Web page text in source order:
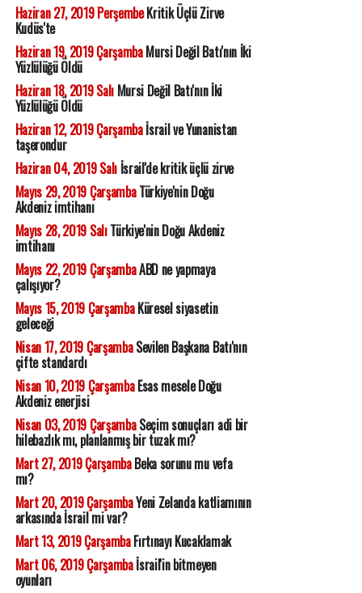
Haziran 27, 2019 PerşembeKritik Üçlü Zirve
Kudüs'te
Haziran 19, 2019 ÇarşambaMursi Değil Batı'nın İki
Yüzlülüğü Öldü
Haziran 18, 2019 SalıMursi Değil Batı'nın İki
Yüzlülüğü Öldü
Haziran 12, 2019 Çarşambaİsrail ve Yunanistan
taşerondur
Haziran 04, 2019 Salıİsrail'de kritik üçlü zirve
Mayıs 29, 2019 ÇarşambaTürkiye'nin Doğu
Akdeniz imtihanı
Mayıs 28, 2019 SalıTürkiye'nin Doğu Akdeniz
imtihanı
Mayıs 22, 2019 ÇarşambaABD ne yapmaya
çalışıyor?
Mayıs 15, 2019 ÇarşambaKüresel siyasetin
geleceği
Nisan 17, 2019 ÇarşambaSevilen Başkana Batı'nın
çifte standardı
Nisan 10, 2019 ÇarşambaEsas mesele Doğu
Akdeniz enerjisi
Nisan 03, 2019 ÇarşambaSeçim sonuçları adi bir
hilebazlık mı, planlanmış bir tuzak mı?
Mart 27, 2019 ÇarşambaBeka sorunu mu vefa
mı?
Mart 20, 2019 ÇarşambaYeni Zelanda katliamının
arkasında İsrail mi var?
Mart 13, 2019 ÇarşambaFırtınayı Kucaklamak
Mart 06, 2019 Çarşambaİsrail'in bitmeyen
oyunları